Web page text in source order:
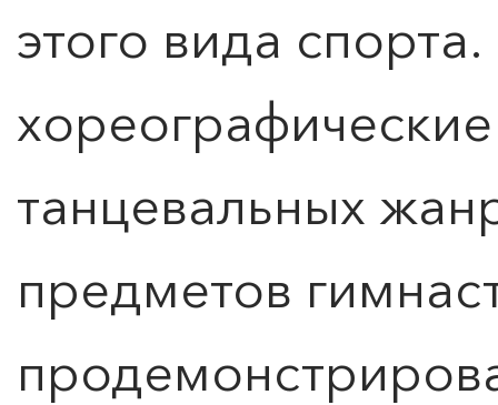
этого вида
танцевальных
предметов